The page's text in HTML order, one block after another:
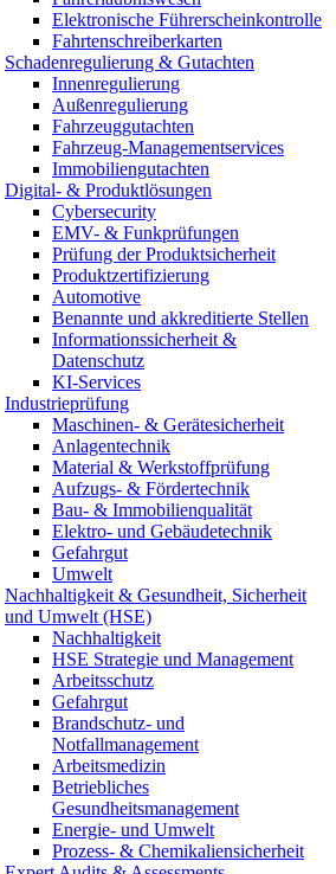
Elektronische Führerscheinkontrolle
Fahrtenschreiberkarten
Schadenregulierung & Gutachten
Innenregulierung
Außenregulierung
Fahrzeuggutachten
Fahrzeug-Managementservices
Immobiliengutachten
Digital- & Produktlösungen
Cybersecurity
EMV- & Funkprüfungen
Prüfung der Produktsicherheit
Produktzertifizierung
Automotive
Benannte und akkreditierte Stellen
Informationssicherheit &
Datenschutz
KI-Services
Industrieprüfung
Maschinen- & Gerätesicherheit
Anlagentechnik
Material & Werkstoffprüfung
Aufzugs- & Fördertechnik
Bau- & Immobilienqualität
Elektro- und Gebäudetechnik
Gefahrgut
Umwelt
Nachhaltigkeit & Gesundheit, Sicherheit
und Umwelt (HSE)
Nachhaltigkeit
HSE Strategie und Management
Arbeitsschutz
Gefahrgut
Brandschutz- und
Notfallmanagement
Arbeitsmedizin
Betriebliches
Gesundheitsmanagement
Energie- und Umwelt
Prozess- & Chemikaliensicherheit